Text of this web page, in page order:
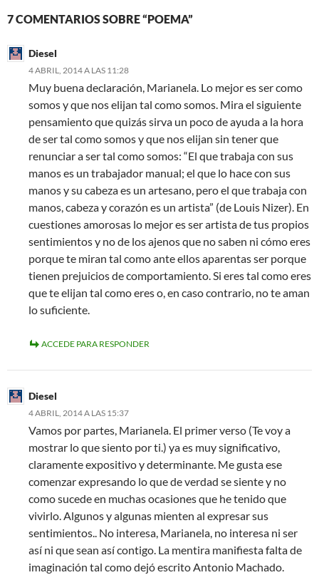
7 COMENTARIOS SOBRE “POEMA”
Diesel
4 ABRIL, 2014 A LAS 11:28
Muy buena declaración, Marianela. Lo mejor es ser como
somos y que nos elijan tal como somos. Mira el siguiente
pensamiento que quizás sirva un poco de ayuda a la hora
de ser tal como somos y que nos elijan sin tener que
renunciar a ser tal como somos: “El que trabaja con sus
manos es un trabajador manual; el que lo hace con sus
manos y su cabeza es un artesano, pero el que trabaja con
manos, cabeza y corazón es un artista” (de Louis Nizer). En
cuestiones amorosas lo mejor es ser artista de tus propios
sentimientos y no de los ajenos que no saben ni cómo eres
porque te miran tal como ante ellos aparentas ser porque
tienen prejuicios de comportamiento. Si eres tal como eres
que te elijan tal como eres o, en caso contrario, no te aman
lo suficiente.
ACCEDE PARA RESPONDER
Diesel
4 ABRIL, 2014 A LAS 15:37
Vamos por partes, Marianela. El primer verso (Te voy a
mostrar lo que siento por ti.) ya es muy significativo,
claramente expositivo y determinante. Me gusta ese
comenzar expresando lo que de verdad se siente y no
como sucede en muchas ocasiones que he tenido que
vivirlo. Algunos y algunas mienten al expresar sus
sentimientos.. No interesa, Marianela, no interesa ni ser
así ni que sean así contigo. La mentira manifiesta falta de
imaginación tal como dejó escrito Antonio Machado.